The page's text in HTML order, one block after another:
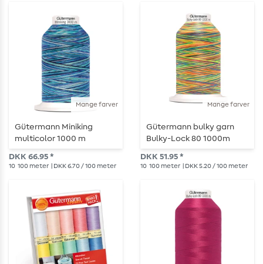
Mange farver
Gütermann Miniking
multicolor 1000 m
DKK 66.95 *
10 100 meter | DKK 6.70 / 100 meter
Mange farver
Gütermann bulky garn
Bulky-Lock 80 1000m
flerfarvet
DKK 51.95 *
10 100 meter | DKK 5.20 / 100 meter